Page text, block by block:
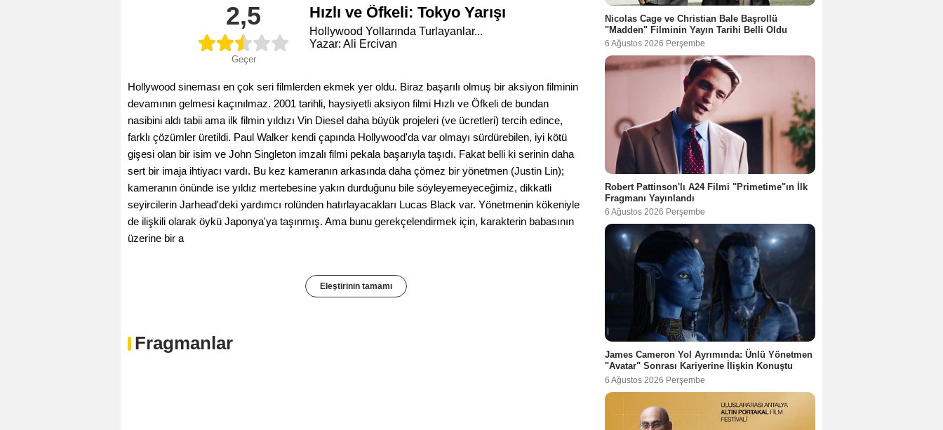
2,5
Geçer
Hızlı ve Öfkeli: Tokyo Yarışı
Hollywood Yollarında Turlayanlar...
Yazar: Ali Ercivan
Hollywood sineması en çok seri filmlerden ekmek yer oldu. Biraz başarılı olmuş bir aksiyon filminin
devamının gelmesi kaçınılmaz. 2001 tarihli, haysiyetli aksiyon filmi Hızlı ve Öfkeli de bundan
nasibini aldı tabii ama ilk filmin yıldızı Vin Diesel daha büyük projeleri (ve ücretleri) tercih edince,
farklı çözümler üretildi. Paul Walker kendi çapında Hollywood'da var olmayı sürdürebilen, iyi kötü
gişesi olan bir isim ve John Singleton imzalı filmi pekala başarıyla taşıdı. Fakat belli ki serinin daha
sert bir imaja ihtiyacı vardı. Bu kez kameranın arkasında daha çömez bir yönetmen (Justin Lin);
kameranın önünde ise yıldız mertebesine yakın durduğunu bile söyleyemeyeceğimiz, dikkatli
seyircilerin Jarhead'deki yardımcı rolünden hatırlayacakları Lucas Black var. Yönetmenin kökeniyle
de ilişkili olarak öykü Japonya'ya taşınmış. Ama bunu gerekçelendirmek için, karakterin babasının
üzerine bir a
Eleştirinin tamamı
Fragmanlar
Nicolas Cage ve Christian Bale Başrollü
"Madden" Filminin Yayın Tarihi Belli Oldu
6 Ağustos 2026 Perşembe
Robert Pattinson'lı A24 Filmi "Primetime"ın İlk
Fragmanı Yayınlandı
6 Ağustos 2026 Perşembe
James Cameron Yol Ayrımında: Ünlü Yönetmen
"Avatar" Sonrası Kariyerine İlişkin Konuştu
6 Ağustos 2026 Perşembe